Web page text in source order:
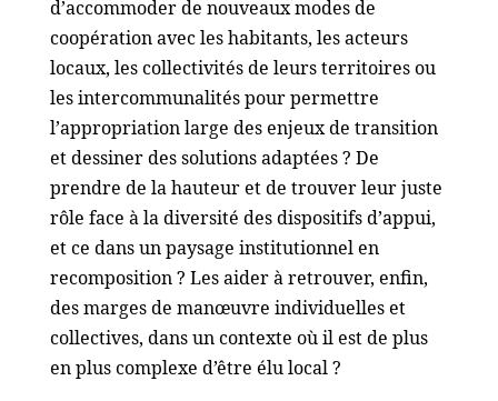
d’accommoder de nouveaux modes de
coopération avec les habitants, les acteurs
locaux, les collectivités de leurs territoires ou
les intercommunalités pour permettre
l’appropriation large des enjeux de transition
et dessiner des solutions adaptées ? De
prendre de la hauteur et de trouver leur juste
rôle face à la diversité des dispositifs d’appui,
et ce dans un paysage institutionnel en
recomposition ? Les aider à retrouver, enfin,
des marges de manœuvre individuelles et
collectives, dans un contexte où il est de plus
en plus complexe d’être élu local ?